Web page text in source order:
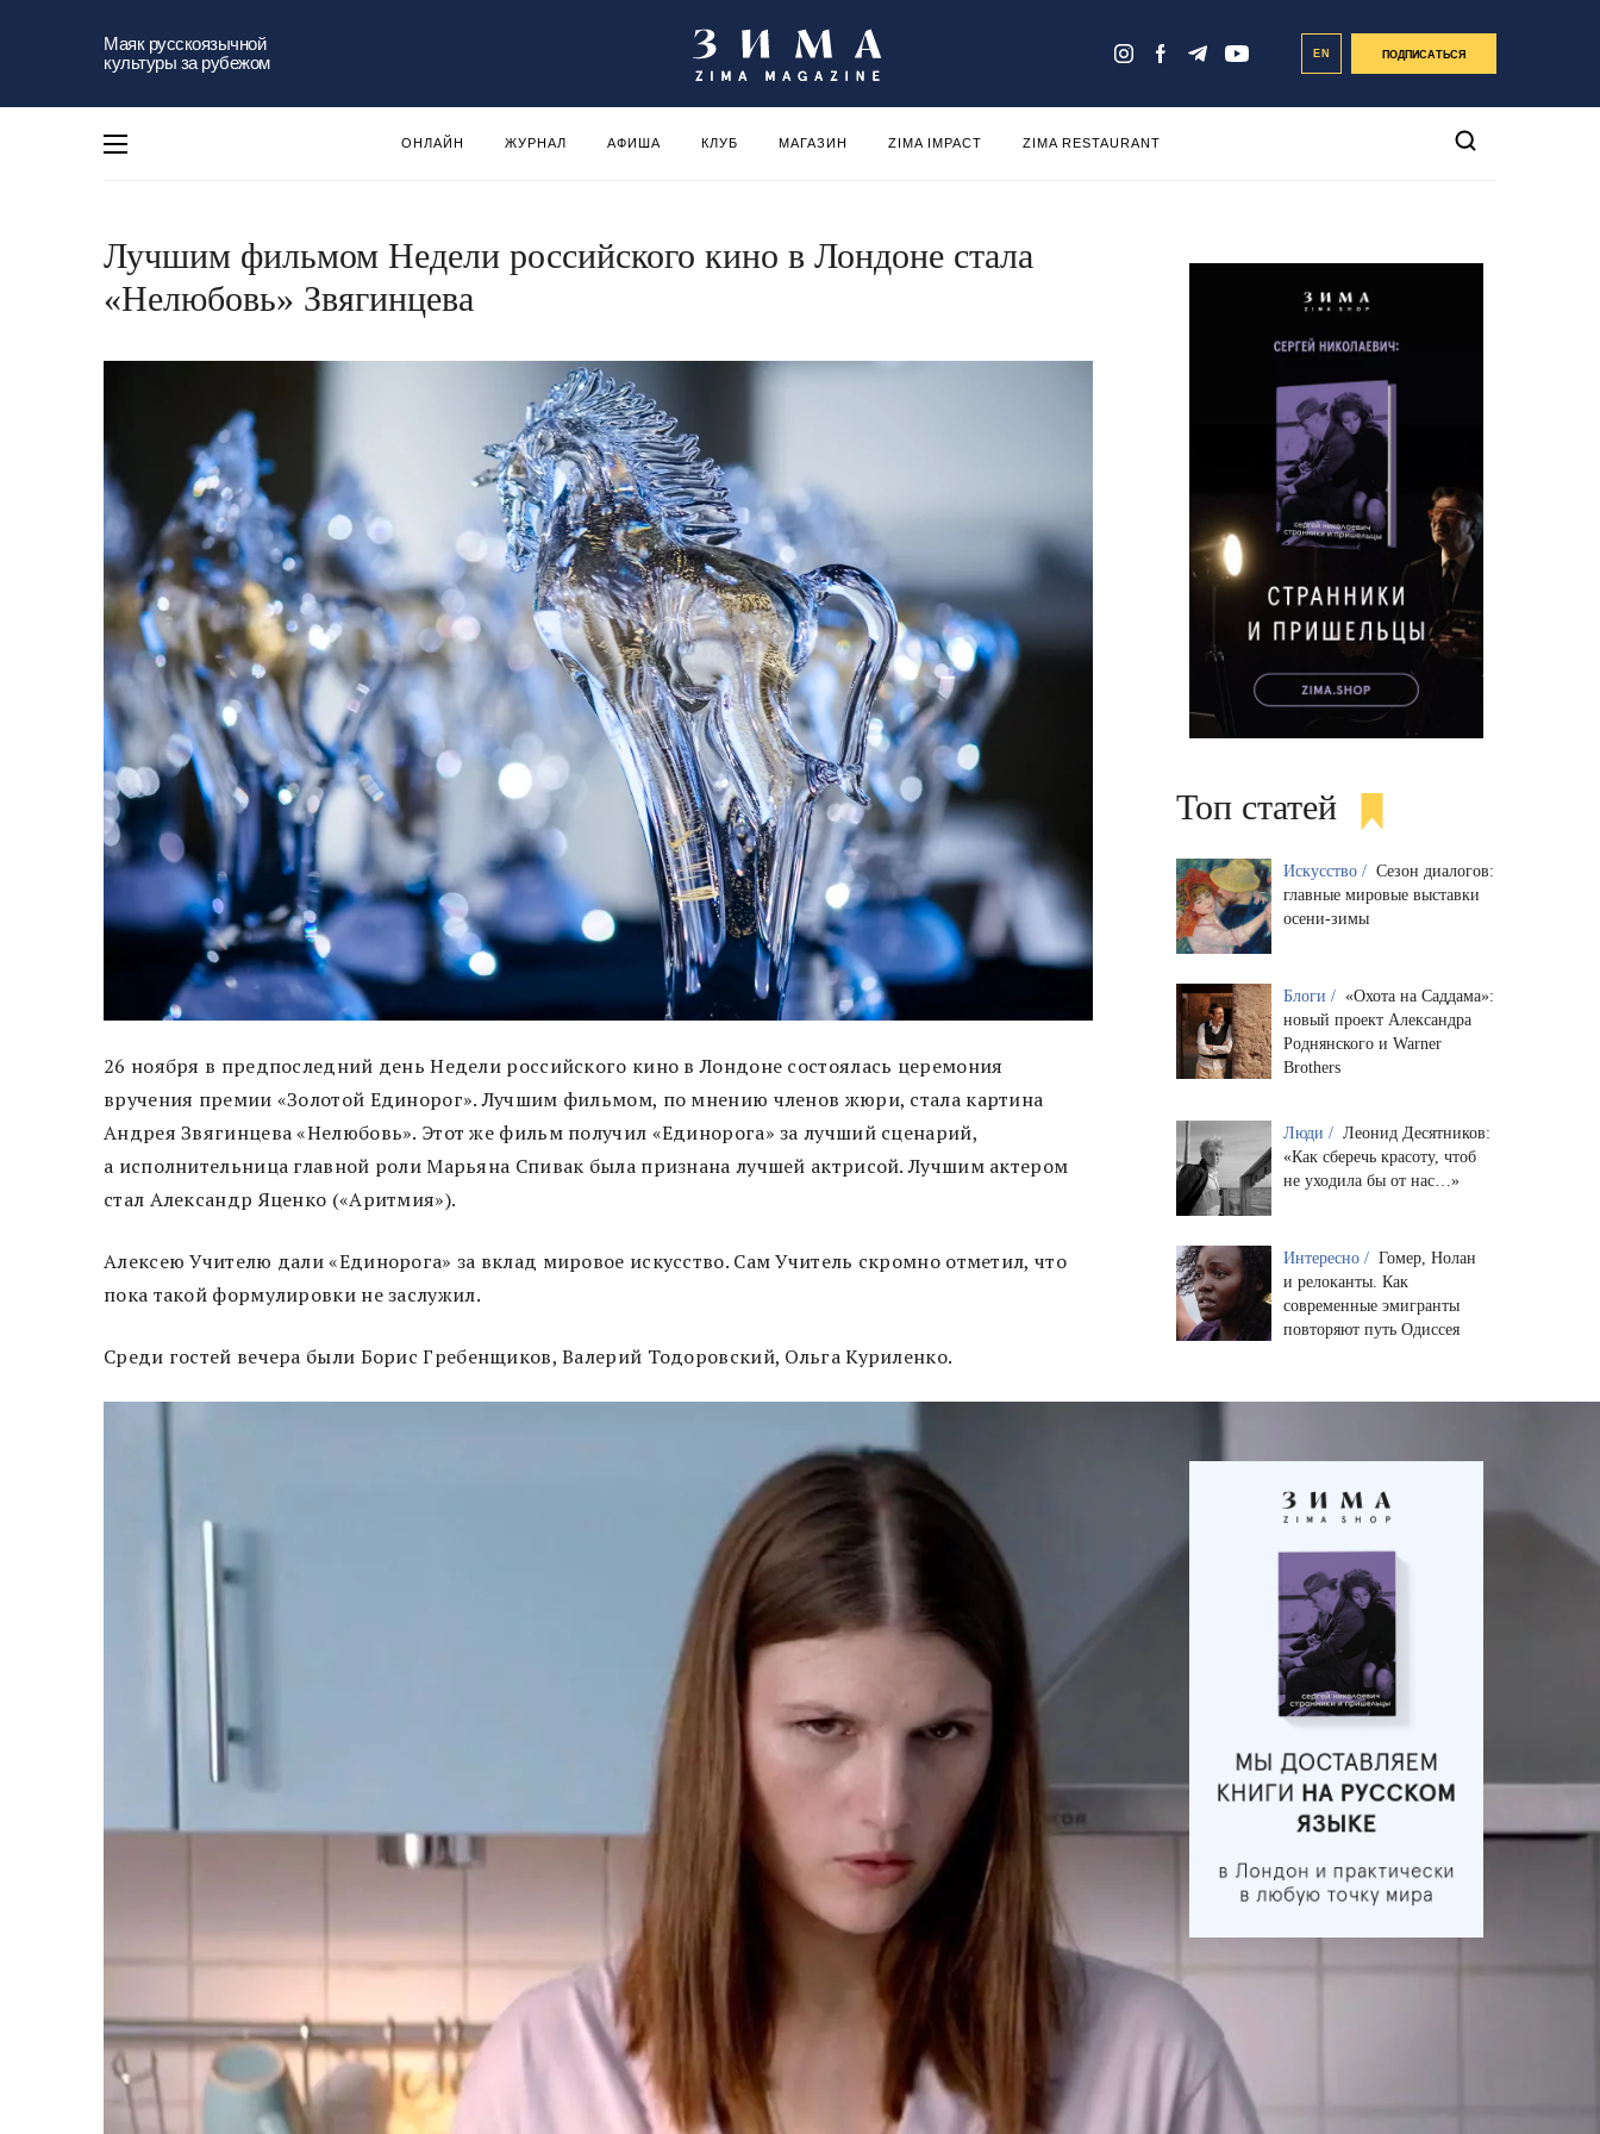
Маяк русскоязычной
культуры за рубежом
EN ПОДПИСАТЬСЯ
ОНЛАЙН ЖУРНАЛ АФИША КЛУБ МАГАЗИН ZIMA IMPACT ZIMA RESTAURANT
Лучшим фильмом Недели российского кино в Лондоне стала
«Нелюбовь» Звягинцева
26 ноября в предпоследний день Недели российского кино в Лондоне состоялась церемония
вручения премии «Золотой Единорог». Лучшим фильмом, по мнению членов жюри, стала картина
Андрея Звягинцева «Нелюбовь». Этот же фильм получил «Единорога» за лучший сценарий,
а исполнительница главной роли Марьяна Спивак была признана лучшей актрисой. Лучшим актером
стал Александр Яценко («Аритмия»).
Алексею Учителю дали «Единорога» за вклад мировое искусство. Сам Учитель скромно отметил, что
пока такой формулировки не заслужил.
Среди гостей вечера были Борис Гребенщиков, Валерий Тодоровский, Ольга Куриленко.
Топ статей
Искусство / Сезон диалогов:
главные мировые выставки
осени-зимы
Блоги / «Охота на Саддама»:
новый проект Александра
Роднянского и Warner
Brothers
Люди / Леонид Десятников:
«Как сберечь красоту, чтоб
не уходила бы от нас…»
Интересно / Гомер, Нолан
и релоканты. Как
современные эмигранты
повторяют путь Одиссея